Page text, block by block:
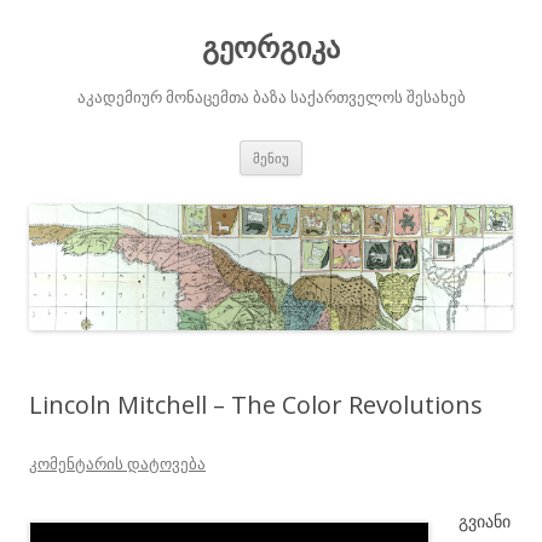
გეორგიკა
აკადემიურ მონაცემთა ბაზა საქართველოს შესახებ
მენიუ
Lincoln Mitchell – The Color Revolutions
კომენტარის დატოვება
გვიანი